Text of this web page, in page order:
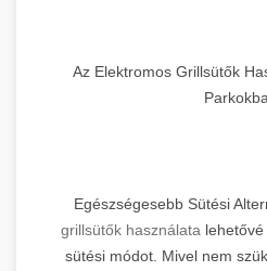
Az Elektromos Grillsütők
Egészségesebb Sütési
grillsütők használata
sütési módot. Mivel nem